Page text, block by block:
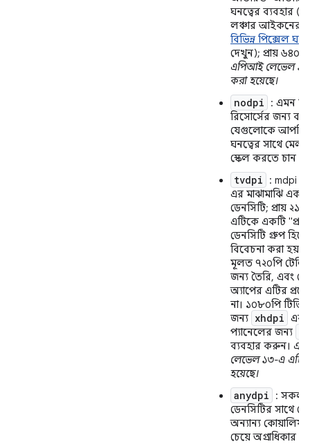
ঘনত্বের ব্যবহার
লঞ্চার আইকনের
বিভিন্ন পিক্সেল
দেখুন); প্রায় ৬৪০
এপিআই লেভেল
করা হয়েছে।
nodpi
: এমন
রিসোর্সের জন্য
যেগুলোকে আপনি
ঘনত্বের সাথে
স্কেল করতে চান
tvdpi
: mdpi
এর মাঝামাঝি একটি
ডেনসিটি; প্রায়
এটিকে একটি
ডেনসিটি গ্রুপ
বিবেচনা করা হয়
মূলত ৭২০পি
জন্য তৈরি, এবং
অ্যাপের এটির
না। ১০৮০পি টিভি
জন্য xhdpi এবং
প্যানেলের জন্য
ব্যবহার করুন।
লেভেল ১৩-এ এটি
হয়েছে।
anydpi
: সকল
ডেনসিটির সাথে
অন্যান্য
চেয়ে অগ্রাধিকার